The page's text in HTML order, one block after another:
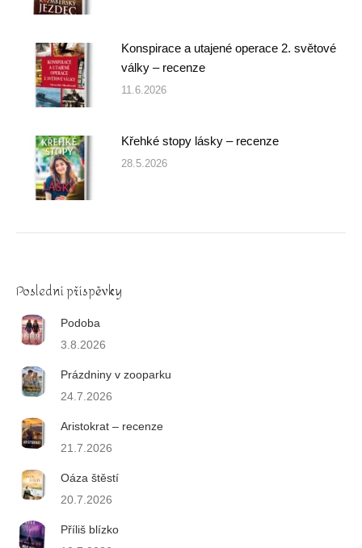
Konspirace a utajené operace 2. světové
války – recenze
11.6.2026
Křehké stopy lásky – recenze
28.5.2026
Poslední příspěvky
Podoba
3.8.2026
Prázdniny v zooparku
24.7.2026
Aristokrat – recenze
21.7.2026
Oáza štěstí
20.7.2026
Příliš blízko